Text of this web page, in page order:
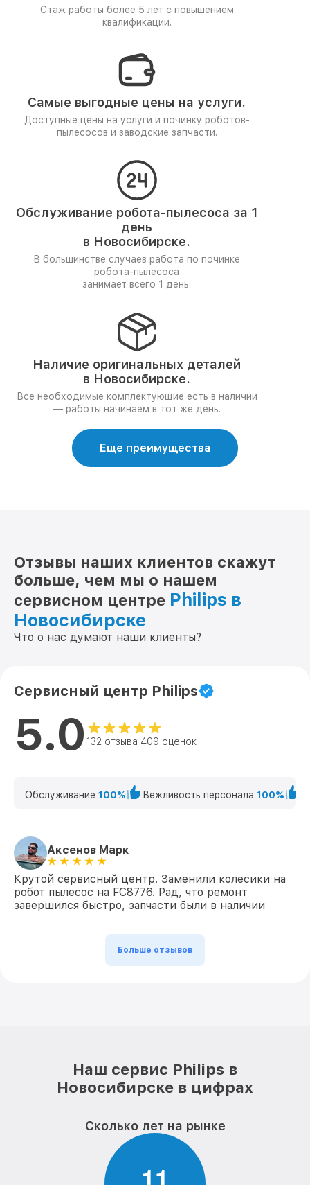
Стаж работы более 5 лет с повышением
квалификации.
Самые выгодные цены на услуги.
Доступные цены на услуги и починку роботов-
пылесосов и заводские запчасти.
Обслуживание робота-пылесоса за 1
день
в Новосибирске.
В большинстве случаев работа по починке
робота-пылесоса
занимает всего 1 день.
Наличие оригинальных деталей
в Новосибирске.
Все необходимые комплектующие есть в наличии
— работы начинаем в тот же день.
Еще преимущества
Отзывы наших клиентов скажут
больше, чем мы о нашем
сервисном центре Philips в
Новосибирске
Что о нас думают наши клиенты?
Сервисный центр Philips
5.0 132 отзыва 409 оценок
Обслуживание 100% Вежливость персонала 100%
Аксенов Марк
Крутой сервисный центр. Заменили колесики на
робот пылесос на FC8776. Рад, что ремонт
завершился быстро, запчасти были в наличии
Больше отзывов
Наш сервис Philips в
Новосибирске в цифрах
Сколько лет на рынке
11